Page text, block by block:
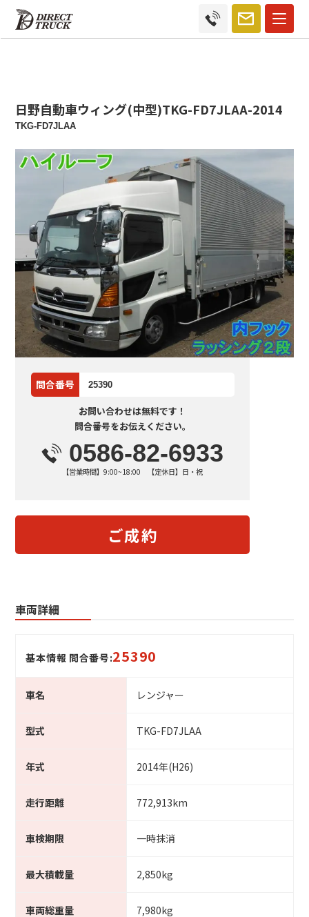
日野自動車ウィング(中型)TKG-FD7JLAA-2014
TKG-FD7JLAA
問合番号 25390
お問い合わせは無料です！
問合番号をお伝えください。
0586-82-6933
【営業時間】9:00~18:00 【定休日】日・祝
ご成約
車両詳細
基本情報 問合番号:25390
車名 レンジャー
型式 TKG-FD7JLAA
年式 2014年(H26)
走行距離 772,913km
車検期限 一時抹消
最大積載量 2,850kg
車両総重量 7,980kg